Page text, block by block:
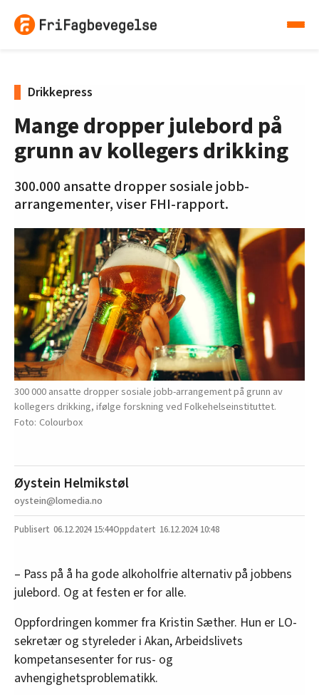
Drikkepress
Mange dropper julebord på
grunn av kollegers drikking
300.000 ansatte dropper sosiale jobb-
arrangementer, viser FHI-rapport.
300 000 ansatte dropper sosiale jobb-arrangement på grunn av
kollegers drikking, ifølge forskning ved Folkehelseinstituttet.
Colourbox
Øystein Helmikstøl
oystein@lomedia.no
06.12.2024 15:44 16.12.2024 10:48
– Pass på å ha gode alkoholfrie alternativ på jobbens
julebord. Og at festen er for alle.
Oppfordringen kommer fra Kristin Sæther. Hun er LO-
sekretær og styreleder i Akan, Arbeidslivets
kompetansesenter for rus- og
avhengighetsproblematikk.